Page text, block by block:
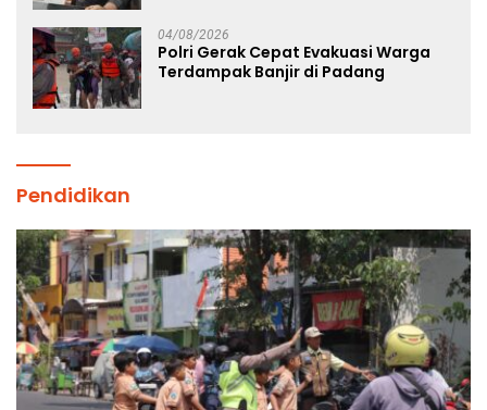
04/08/2026
Polri Gerak Cepat Evakuasi Warga
Terdampak Banjir di Padang
Pendidikan